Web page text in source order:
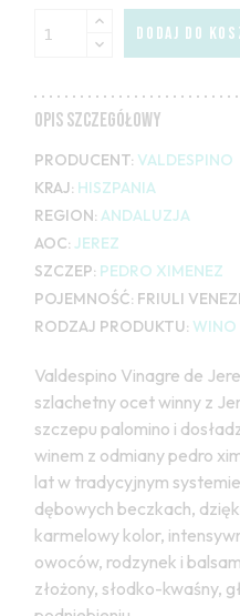
DODAJ DO
OPIS SZCZEGÓŁOWY
PRODUCENT: VALDESPINO
KRAJ: HISZPANIA
REGION: ANDALUZJA
AOC: JEREZ
SZCZEP: PEDRO XIMENEZ
POJEMNOŚĆ: FRIULI
RODZAJ PRODUKTU: WINO
Valdespino Vinagre de
szlachetny ocet winny z
szczepu palomino i
winem z odmiany pedro
lat w tradycyjnym
dębowych beczkach,
karmelowy kolor,
owoców, rodzynek i
złożony, słodko-kwaśny,